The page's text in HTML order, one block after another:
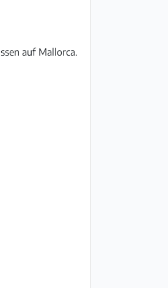
auf Mallorca.